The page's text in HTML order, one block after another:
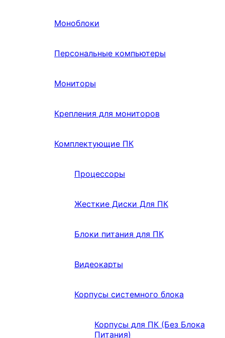
Моноблоки
Персональные компьютеры
Мониторы
Крепления для мониторов
Комплектующие ПК
Процессоры
Жесткие Диски Для ПК
Блоки питания для ПК
Видеокарты
Корпусы системного блока
Корпусы для ПК (Без Блока
Питания)